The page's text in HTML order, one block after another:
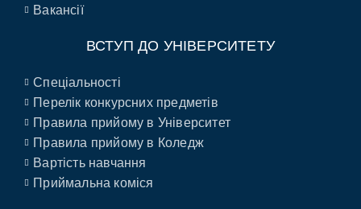
Вакансії
ВСТУП ДО УНІВЕРСИТЕТУ
Спеціальності
Перелік конкурсних предметів
Правила прийому в Університет
Правила прийому в Коледж
Вартість навчання
Приймальна коміся